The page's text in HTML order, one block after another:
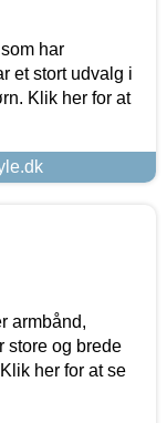
har
et stort udvalg i
Klik her for at
armbånd,
store og brede
her for at se